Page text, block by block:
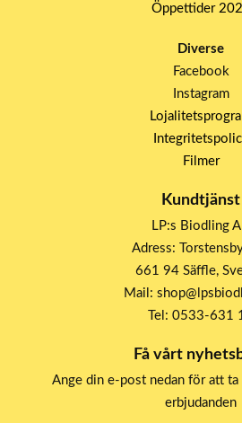
Öppettider
Diverse
Facebook
Instagram
Filmer
Kundtjänst
LP:s Biodling
Adress:
661 94 Säffle,
Mail:
Tel: 0533-631
Få vårt
Ange din e-post nedan för att
erbjudanden